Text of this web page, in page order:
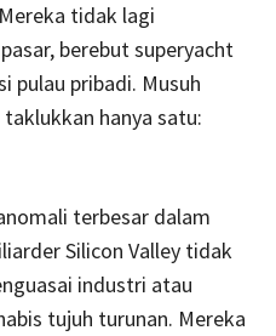
tidak lagi
berebut superyacht
pulau pribadi. Musuh
hanya satu:
terbesar dalam
Silicon Valley tidak
industri atau
tujuh turunan. Mereka